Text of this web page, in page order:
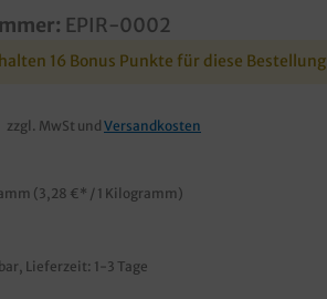
EPIR-0002
16 Bonus Punkte für diese Bestellung
zzgl. MwSt und Versandkosten
(3,28 €* / 1 Kilogramm)
Lieferzeit: 1-3 Tage